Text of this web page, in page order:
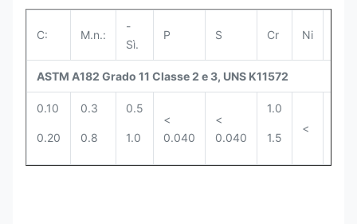
C: M.n.:
-
Sì.
P S Cr Ni
ASTM A182 Grado 11 Classe 2 e 3, UNS K11572
0.10
0.20
0.3
0.8
0.5
1.0
<
0.040
<
0.040
1.0
1.5
<